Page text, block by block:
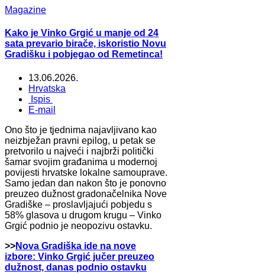
Magazine
Kako je Vinko Grgić u manje od 24
sata prevario birače, iskoristio Novu
Gradišku i pobjegao od Remetinca!
13.06.2026.
Hrvatska
Ispis
E-mail
Ono što je tjednima najavljivano kao
neizbježan pravni epilog, u petak se
pretvorilo u najveći i najbrži politički
šamar svojim građanima u modernoj
povijesti hrvatske lokalne samouprave.
Samo jedan dan nakon što je ponovno
preuzeo dužnost gradonačelnika Nove
Gradiške – proslavljajući pobjedu s
58% glasova u drugom krugu – Vinko
Grgić podnio je neopozivu ostavku.
>>Nova Gradiška ide na nove
izbore: Vinko Grgić jučer preuzeo
dužnost, danas podnio ostavku